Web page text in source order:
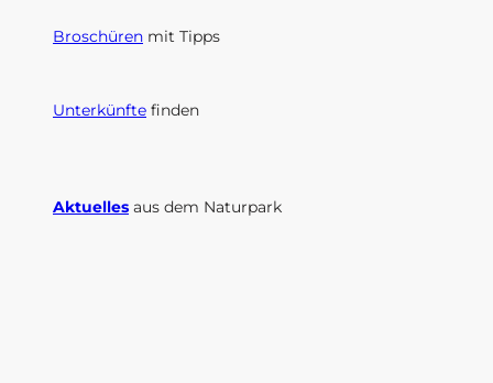
Broschüren mit Tipps
Unterkünfte finden
Aktuelles aus dem Naturpark